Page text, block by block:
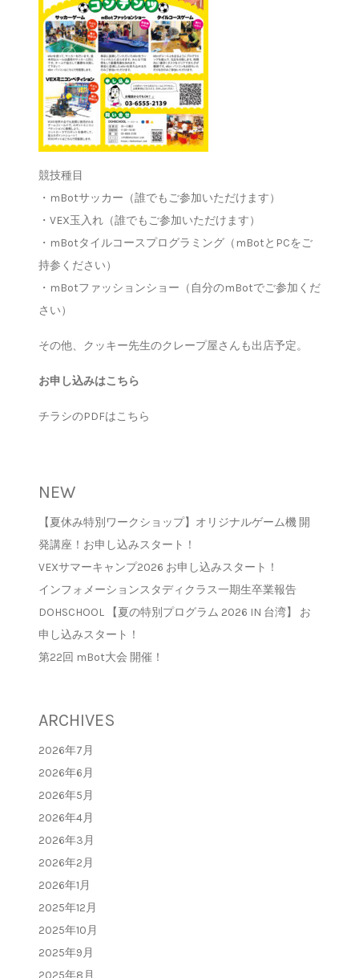
競技種目
・mBotサッカー（誰でもご参加いただけます）
・VEX玉入れ（誰でもご参加いただけます）
・mBotタイルコースプログラミング（mBotとPCをご
持参ください）
・mBotファッションショー（自分のmBotでご参加くだ
さい）
その他、クッキー先生のクレープ屋さんも出店予定。
お申し込みはこちら
チラシのPDFはこちら
NEW
【夏休み特別ワークショップ】オリジナルゲーム機 開
発講座！お申し込みスタート！
VEXサマーキャンプ2026 お申し込みスタート！
インフォメーションスタディクラス一期生卒業報告
DOHSCHOOL 【夏の特別プログラム 2026 IN 台湾】 お
申し込みスタート！
第22回 mBot大会 開催！
ARCHIVES
2026年7月
2026年6月
2026年5月
2026年4月
2026年3月
2026年2月
2026年1月
2025年12月
2025年10月
2025年9月
2025年8月